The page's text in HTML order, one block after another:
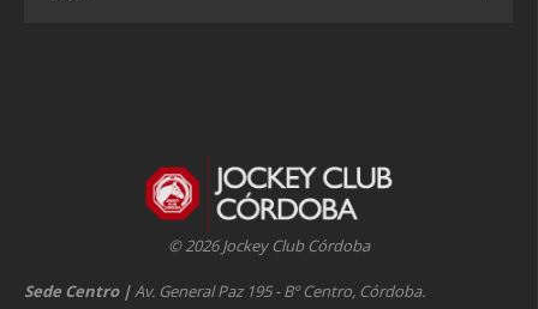
© 2026 Jockey Club Córdoba
Sede Centro |Av. General Paz 195 - Bº Centro, Córdoba.